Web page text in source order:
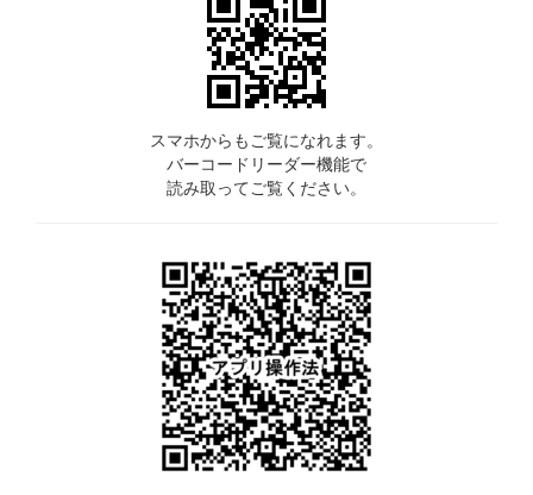
スマホからもご覧になれます。
バーコードリーダー機能で
読み取ってご覧ください。